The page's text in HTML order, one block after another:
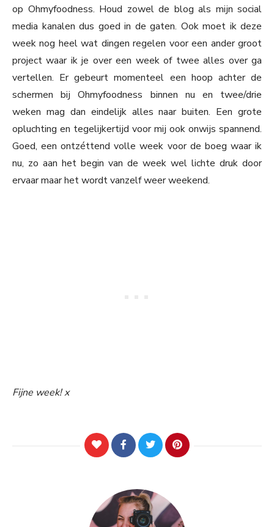
op Ohmyfoodness. Houd zowel de blog als mijn social
media kanalen dus goed in de gaten. Ook moet ik deze
week nog heel wat dingen regelen voor een ander groot
project waar ik je over een week of twee alles over ga
vertellen. Er gebeurt momenteel een hoop achter de
schermen bij Ohmyfoodness binnen nu en twee/drie
weken mag dan eindelijk alles naar buiten. Een grote
opluchting en tegelijkertijd voor mij ook onwijs spannend.
Goed, een ontzéttend volle week voor de boeg waar ik
nu, zo aan het begin van de week wel lichte druk door
ervaar maar het wordt vanzelf weer weekend.
Fijne week! x